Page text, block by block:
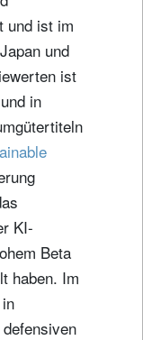
und ist im
und
ist
in
KI-
Beta
haben. Im